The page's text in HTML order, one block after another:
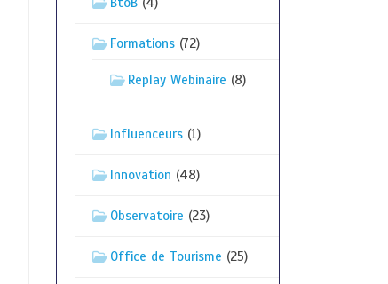
Formations(72)
Replay Webinaire (8)
Influenceurs(1)
Innovation (48)
Observatoire (23)
Office de Tourisme (25)